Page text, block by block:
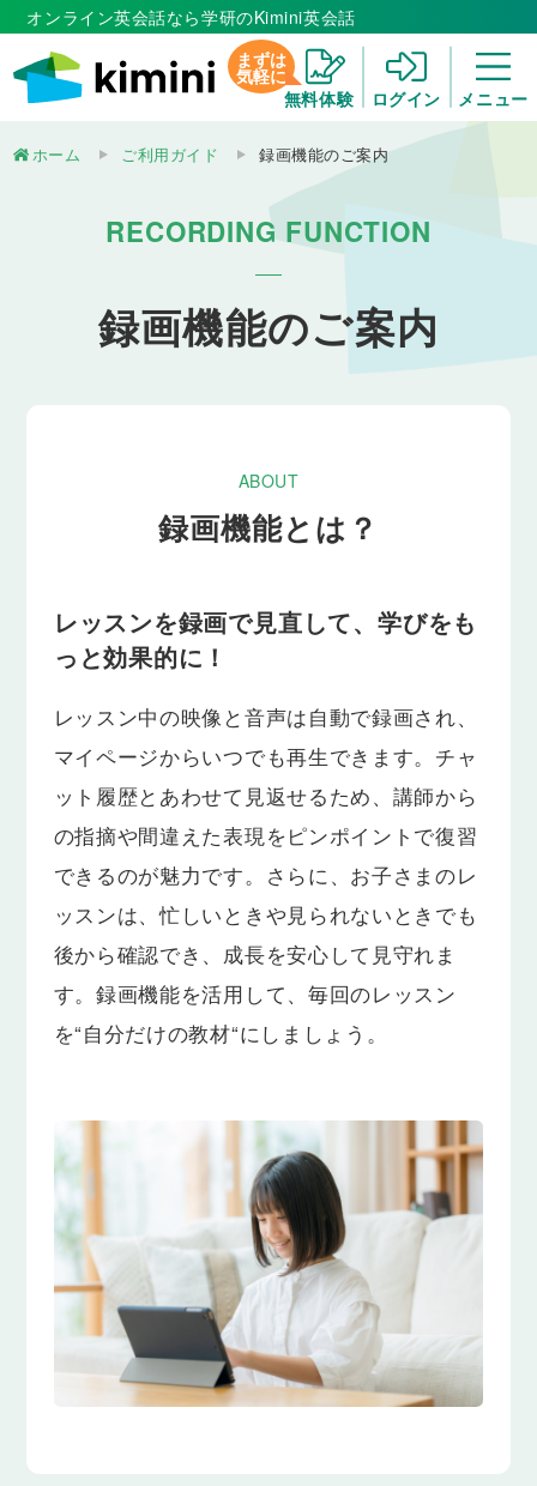
オンライン英会話なら学研のKimini英会話
まずは
気軽に
無料体験
ログイン メニュー
ホーム ご利用ガイド 録画機能のご案内
RECORDING FUNCTION
録画機能のご案内
ABOUT
録画機能とは？
レッスンを録画で見直して、 学びをも
っと効果的に！
レッスン中の映像と音声は自動で録画され、
マイページからいつでも再生できます。チャ
ット履歴とあわせて見返せるため、講師から
の指摘や間違えた表現をピンポイントで復習
できるのが魅力です。さらに、お子さまのレ
ッスンは、忙しいときや見られないときでも
後から確認でき、成長を安心して見守れま
す。録画機能を活用して、毎回のレッスン
を“自分だけの教材“にしましょう。